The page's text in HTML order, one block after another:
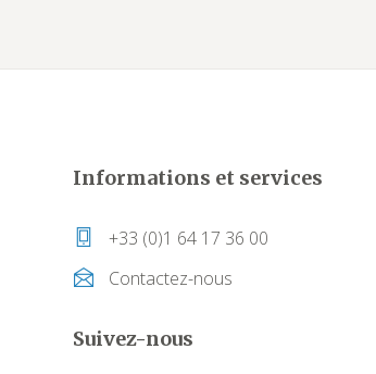
Informations et services
+33 (0)1 64 17 36 00
Contactez-nous
Suivez-nous